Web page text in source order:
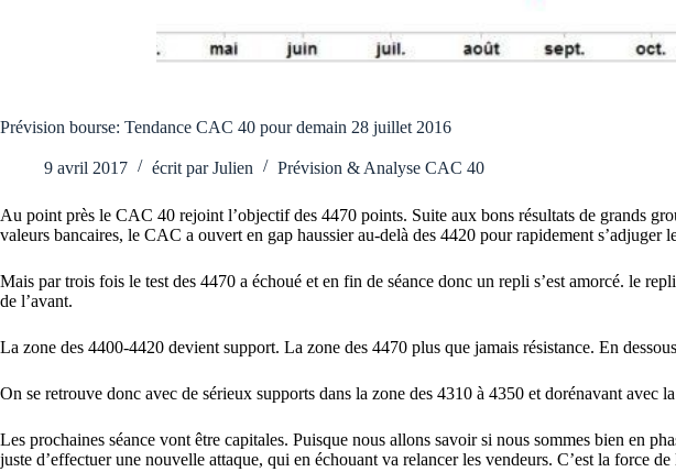
Prévision bourse: Tendance CAC 40 pour demain 28 juillet 2016
9 avril 2017 écrit par Julien Prévision & Analyse CAC 40
Au point près le CAC 40 rejoint l’objectif des 4470 points. Suite aux bons résultats de grands
valeurs bancaires, le CAC a ouvert en gap haussier au-delà des 4420 pour rapidement s’adjuger
Mais par trois fois le test des 4470 a échoué et en fin de séance donc un repli s’est amorcé. le
de l’avant.
La zone des 4400-4420 devient support. La zone des 4470 plus que jamais résistance. En
On se retrouve donc avec de sérieux supports dans la zone des 4310 à 4350 et dorénavant avec
Les prochaines séance vont être capitales. Puisque nous allons savoir si nous sommes bien en
juste d’effectuer une nouvelle attaque, qui en échouant va relancer les vendeurs. C’est la force